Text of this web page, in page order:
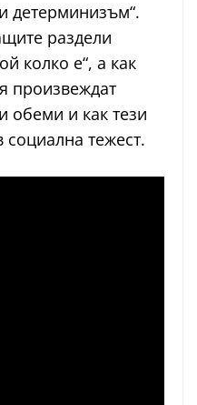
детерминизъм“.
раздели
колко е“, а как
произвеждат
обеми и как тези
тежест.